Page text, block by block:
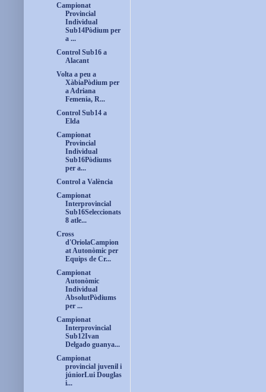
Campionat
Provincial
Individual
Sub14Pòdium per
a ...
Control Sub16 a
Alacant
Volta a peu a
XàbiaPòdium per
a Adriana
Femenia, R...
Control Sub14 a
Elda
Campionat
Provincial
Individual
Sub16Pòdiums
per a...
Control a València
Campionat
Interprovincial
Sub16Seleccionats
8 atle...
Cross
d'OriolaCampion
at Autonòmic per
Equips de Cr...
Campionat
Autonòmic
Individual
AbsolutPòdiums
per ...
Campionat
Interprovincial
Sub12Ivan
Delgado guanya...
Campionat
provincial juvenil i
júniorLui Douglas
i...